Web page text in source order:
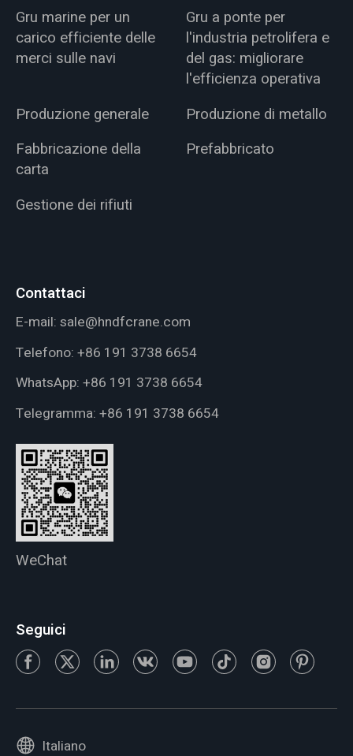
Gru marine per un
carico efficiente delle
merci sulle navi
Gru a ponte per
l'industria petrolifera e
del gas: migliorare
l'efficienza operativa
Produzione generale
Produzione di metallo
Fabbricazione della
carta
Prefabbricato
Gestione dei rifiuti
Contattaci
E-mail: sale@hndfcrane.com
Telefono: +86 191 3738 6654
WhatsApp: +86 191 3738 6654
Telegramma: +86 191 3738 6654
WeChat
Seguici
Italiano